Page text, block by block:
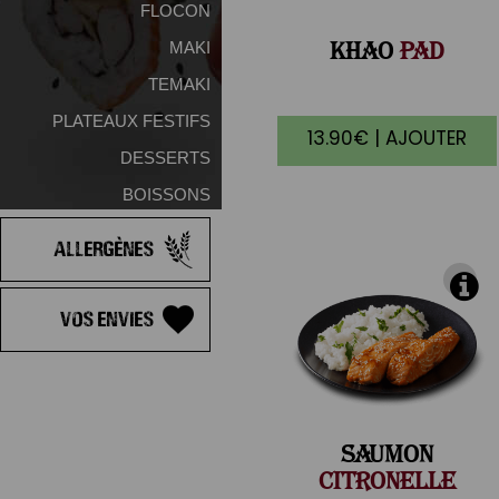
FLOCON
MAKI
TEMAKI
PLATEAUX FESTIFS
DESSERTS
BOISSONS
Allergènes
Vos Envies
KHAOPAD
13.90€ | AJOUTER
SAUMON
CITRONELLE